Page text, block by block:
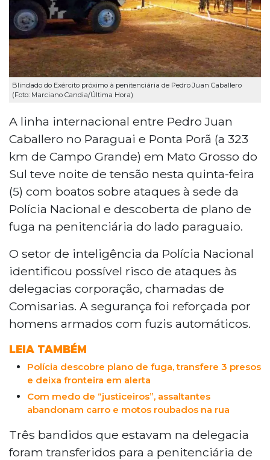
Blindado do Exército próximo à penitenciária de Pedro Juan Caballero
(Foto: Marciano Candia/Última Hora)
A linha internacional entre Pedro Juan
Caballero no Paraguai e Ponta Porã (a 323
km de Campo Grande) em Mato Grosso do
Sul teve noite de tensão nesta quinta-feira
(5) com boatos sobre ataques à sede da
Polícia Nacional e descoberta de plano de
fuga na penitenciária do lado paraguaio.
O setor de inteligência da Polícia Nacional
identificou possível risco de ataques às
delegacias corporação, chamadas de
Comisarias. A segurança foi reforçada por
homens armados com fuzis automáticos.
LEIA TAMBÉM
Polícia descobre plano de fuga, transfere 3 presos
e deixa fronteira em alerta
Com medo de “justiceiros”, assaltantes
abandonam carro e motos roubados na rua
Três bandidos que estavam na delegacia
foram transferidos para a penitenciária de